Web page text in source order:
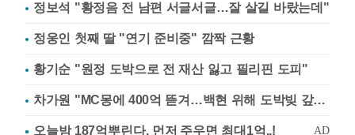
정보석 "황정음 전 남편 서글서글…잘 살길 바랐는데"
정웅인 첫째 딸 "연기 준비중" 깜짝 근황
황기순 "원정 도박으로 전 재산 잃고 필리핀 도피"
차가원 "MC몽에 400억 뜯겨…백현 위해 도박빚 갚아줘"